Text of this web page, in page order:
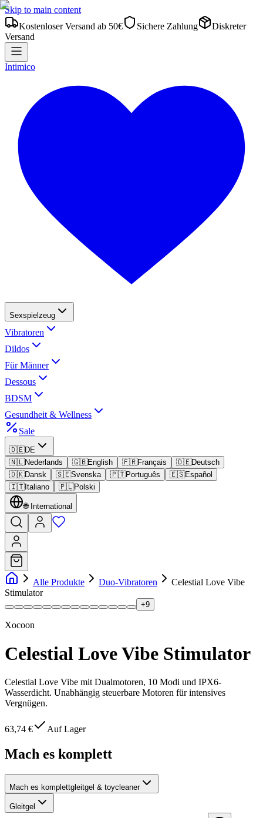
Skip to main content
Kostenloser Versand ab 50€
Sichere Zahlung
Diskreter
Versand
Intimico
Sexspielzeug
Vibratoren
Dildos
Für Männer
Dessous
BDSM
Gesundheit & Wellness
Sale
🇩🇪DE
🇳🇱Nederlands 🇬🇧English 🇫🇷Français 🇩🇪Deutsch
🇩🇰Dansk 🇸🇪Svenska 🇵🇹Português 🇪🇸Español
🇮🇹Italiano 🇵🇱Polski
🌐 International
Alle Produkte Duo-Vibratoren
Celestial Love Vibe
Stimulator
+9
Xocoon
Celestial Love Vibe Stimulator
Celestial Love Vibe mit Dualmotoren, 10 Modi und IPX6-
Wasserdicht. Unabhängig steuerbare Motoren für intensives
Vergnügen.
63,74 € Auf Lager
Mach es komplett
Mach es komplettgleitgel & toycleaner
Gleitgel